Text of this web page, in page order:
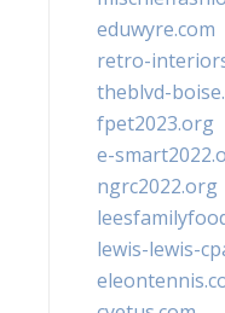
eduwyre.com
retro-
theblvd-
fpet2023.org
e-
ngrc2022.org
lewis-lewis-